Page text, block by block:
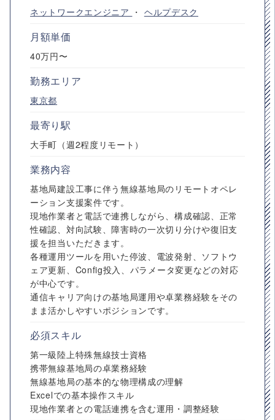
ネットワークエンジニア ・ ヘルプデスク
月額単価
40万円〜
勤務エリア
東京都
最寄り駅
大手町（週2程度リモート）
業務内容
基地局建設工事に伴う無線基地局のリモートオペレ
ーション支援案件です。
現地作業者と電話で連携しながら、構成確認、正常
性確認、対向試験、障害時の一次切り分けや復旧支
援を担当いただきます。
各種運用ツールを用いた停波、電波発射、ソフトウ
ェア更新、Config投入、パラメータ変更などの対応
が中心です。
通信キャリア向けの基地局運用や卓業務経験をその
まま活かしやすいポジションです。
必須スキル
第一級陸上特殊無線技士資格
携帯無線基地局の卓業務経験
無線基地局の基本的な物理構成の理解
Excelでの基本操作スキル
現地作業者との電話連携を含む運用・調整経験